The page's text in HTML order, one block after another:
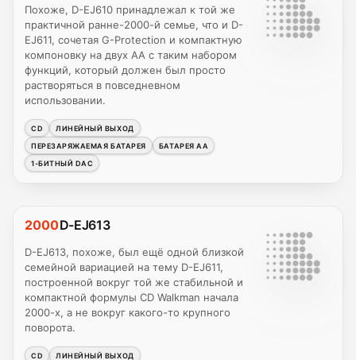
Похоже, D-EJ610 принадлежал к той же
практичной ранне-2000-й семье, что и D-
EJ611, сочетая G-Protection и компактную
компоновку на двух AA с таким набором
функций, который должен был просто
растворяться в повседневном
использовании.
CD
ЛИНЕЙНЫЙ ВЫХОД
ПЕРЕЗАРЯЖАЕМАЯ БАТАРЕЯ
БАТАРЕЯ AA
1-БИТНЫЙ DAC
2000D-EJ613
D-EJ613, похоже, был ещё одной близкой
семейной вариацией на тему D-EJ611,
построенной вокруг той же стабильной и
компактной формулы CD Walkman начала
2000-х, а не вокруг какого-то крупного
поворота.
CD ЛИНЕЙНЫЙ ВЫХОД